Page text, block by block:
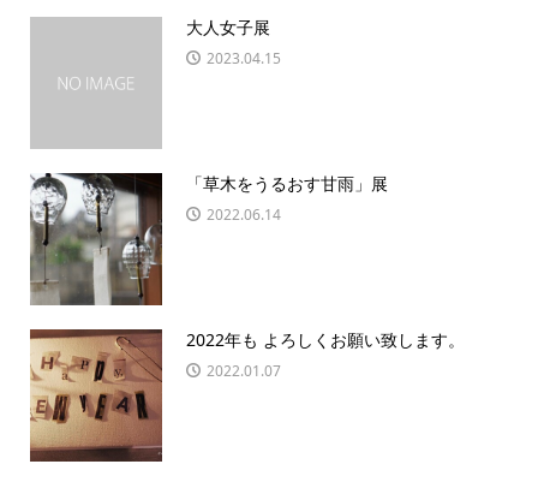
大人女子展
2023.04.15
「草木をうるおす甘雨」展
2022.06.14
2022年も よろしくお願い致します。
2022.01.07